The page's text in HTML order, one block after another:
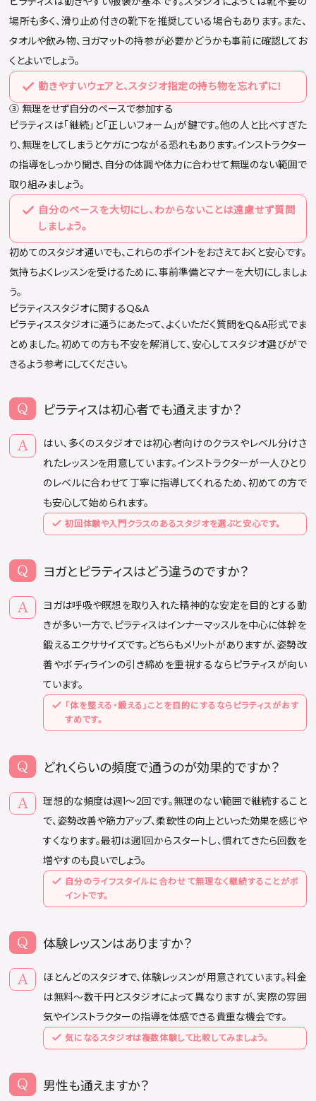
場所も多く、滑り止め付きの靴下を推奨している場合もあります。また、
タオルや飲み物、ヨガマットの持参が必要かどうかも事前に確認してお
くとよいでしょう。
動きやすいウェアと、スタジオ指定の持ち物を忘れずに！
③ 無理をせず自分のペースで参加する
ピラティスは「継続」と「正しいフォーム」が鍵です。他の人と比べすぎた
り、無理をしてしまうとケガにつながる恐れもあります。インストラクター
の指導をしっかり聞き、自分の体調や体力に合わせて無理のない範囲で
取り組みましょう。
自分のペースを大切にし、わからないことは遠慮せず質問
しましょう。
初めてのスタジオ通いでも、これらのポイントをおさえておくと安心です。
気持ちよくレッスンを受けるために、事前準備とマナーを大切にしましょ
う。
ピラティススタジオに関するQ&A
ピラティススタジオに通うにあたって、よくいただく質問をQ&A形式でま
とめました。初めての方も不安を解消して、安心してスタジオ選びがで
きるよう参考にしてください。
ピラティスは初心者でも通えますか？
はい、多くのスタジオでは初心者向けのクラスやレベル分けさ
れたレッスンを用意しています。インストラクターが一人ひとり
のレベルに合わせて丁寧に指導してくれるため、初めての方で
も安心して始められます。
初回体験や入門クラスのあるスタジオを選ぶと安心です。
ヨガとピラティスはどう違うのですか？
ヨガは呼吸や瞑想を取り入れた精神的な安定を目的とする動
きが多い一方で、ピラティスはインナーマッスルを中心に体幹を
鍛えるエクササイズです。どちらもメリットがありますが、姿勢改
善やボディラインの引き締めを重視するならピラティスが向い
ています。
「体を整える・鍛える」ことを目的にするならピラティスがおす
すめです。
どれくらいの頻度で通うのが効果的ですか？
理想的な頻度は週1〜2回です。無理のない範囲で継続すること
で、姿勢改善や筋力アップ、柔軟性の向上といった効果を感じや
すくなります。最初は週1回からスタートし、慣れてきたら回数を
増やすのも良いでしょう。
自分のライフスタイルに合わせて無理なく継続することがポ
イントです。
体験レッスンはありますか？
ほとんどのスタジオで、体験レッスンが用意されています。料金
は無料〜数千円とスタジオによって異なりますが、実際の雰囲
気やインストラクターの指導を体感できる貴重な機会です。
気になるスタジオは複数体験して比較してみましょう。
男性も通えますか？